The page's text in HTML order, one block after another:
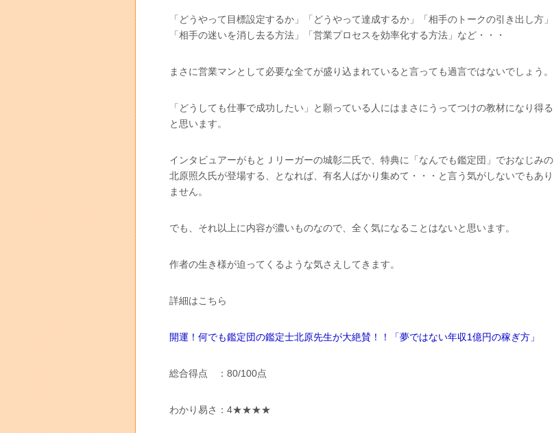
「どうやって目標設定するか」「どうやって達成するか」「相手のトークの引き出し方」
「相手の迷いを消し去る方法」「営業プロセスを効率化する方法」など・・・
まさに営業マンとして必要な全てが盛り込まれていると言っても過言ではないでしょう。
「どうしても仕事で成功したい」と願っている人にはまさにうってつけの教材になり得る
と思います。
インタビュアーがもとＪリーガーの城彰二氏で、特典に「なんでも鑑定団」でおなじみの
北原照久氏が登場する、となれば、有名人ばかり集めて・・・と言う気がしないでもあり
ません。
でも、それ以上に内容が濃いものなので、全く気になることはないと思います。
作者の生き様が迫ってくるような気さえしてきます。
詳細はこちら
開運！何でも鑑定団の鑑定士北原先生が大絶賛！！「夢ではない年収1億円の稼ぎ方」
総合得点 ：80/100点
わかり易さ：4★★★★